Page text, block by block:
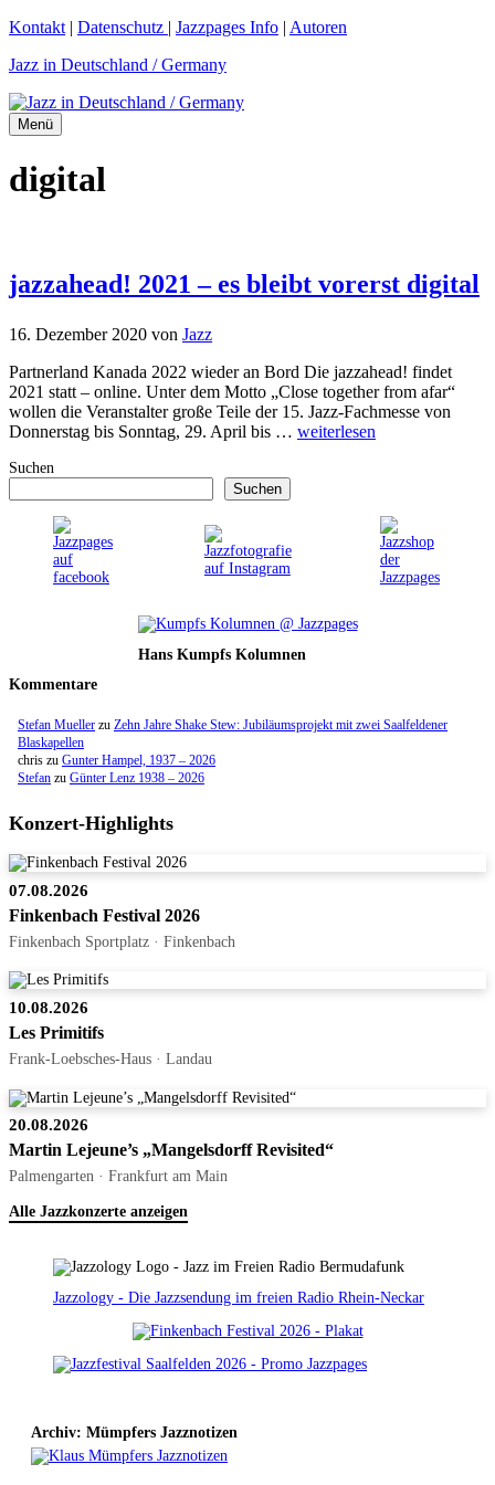
Zum
springen
Kontakt | Datenschutz | Jazzpages Info | Autoren
Jazz in Deutschland / Germany
Menü
digital
jazzahead! 2021 – es bleibt vorerst digital
16. Dezember 2020 von Jazz
Partnerland Kanada 2022 wieder an Bord Die jazzahead! findet
2021 statt – online. Unter dem Motto „Close together from afar“
wollen die Veranstalter große Teile der 15. Jazz-Fachmesse von
Donnerstag bis Sonntag, 29. April bis … weiterlesen
Suchen
Suchen
Hans Kumpfs Kolumnen
Kommentare
Stefan Mueller zu Zehn Jahre Shake Stew: Jubiläumsprojekt mit zwei Saalfeldener
Blaskapellen
chris zu Gunter Hampel, 1937 – 2026
Stefan zu Günter Lenz 1938 – 2026
Konzert-Highlights
07.08.2026
Finkenbach Festival 2026
Finkenbach Sportplatz · Finkenbach
10.08.2026
Les Primitifs
Frank-Loebsches-Haus · Landau
20.08.2026
Martin Lejeune’s „Mangelsdorff Revisited“
Palmengarten · Frankfurt am Main
Alle Jazzkonzerte anzeigen
Jazzology - Die Jazzsendung im freien Radio Rhein-Neckar
Archiv: Mümpfers Jazznotizen